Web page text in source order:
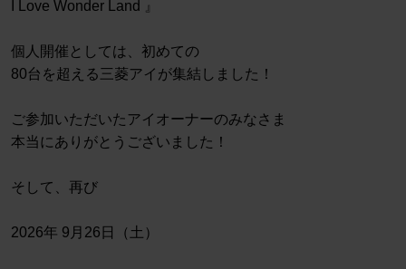
I Love Wonder Land 』
個人開催としては、初めての
80台を超える三菱アイが集結しました！
ご参加いただいたアイオーナーのみなさま
本当にありがとうございました！
そして、再び
2026年 9月26日（土）